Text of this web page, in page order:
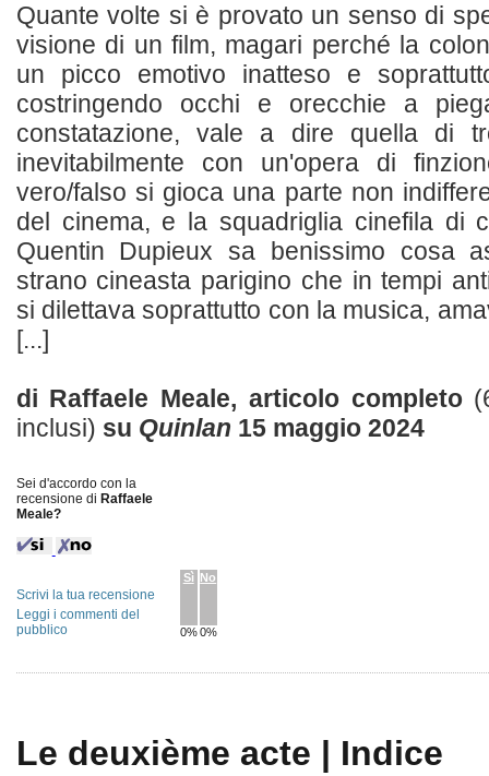
Quante volte si è provato un senso di
visione di un film, magari perché la
un picco emotivo inatteso e
costringendo occhi e orecchie a
constatazione, vale a dire quella di
inevitabilmente con un'opera di
vero/falso si gioca una parte non
del cinema, e la squadriglia cinefila di
Quentin Dupieux sa benissimo cosa
strano cineasta parigino che in tempi
si dilettava soprattutto con la musica,
[...]
di Raffaele Meale, articolo completo
inclusi) su Quinlan 15 maggio 2024
Sei d'accordo con la
recensione di Raffaele
Meale?
Sì
0%
No
0%
Scrivi la tua recensione
Leggi i commenti del
pubblico
Le deuxième acte | Indice